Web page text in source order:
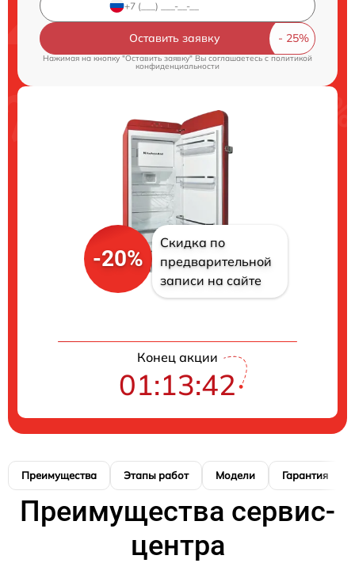
Оставить заявку
Нажимая на кнопку "Оставить заявку" Вы соглашаетесь cполитикой
конфиденциальности
-20%
Скидка по
предварительной
записи на сайте
Конец акции
01:13:42
Преимущества Этапы работ Модели Гарантия
Преимущества сервис-
центра